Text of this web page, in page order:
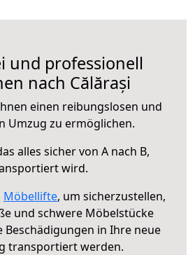
und professionell
nach Călărași
einen reibungslosen und
Umzug zu ermöglichen.
alles sicher von A nach B,
wird.
Möbellifte, um sicherzustellen,
und schwere Möbelstücke
Beschädigungen in Ihre neue
transportiert werden.